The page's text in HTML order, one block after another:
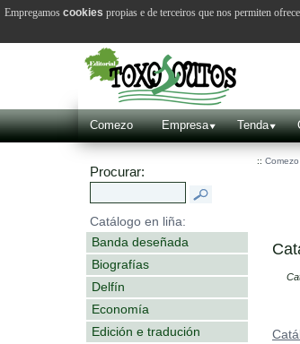
Comezo Empresa Tenda
Procurar:
Catálogo en liña:
Banda deseñada
Biografías
Delfín
Economía
Edición e tradución
:: Comezo
Empregamos cookies propias e de terceiros que nos permiten